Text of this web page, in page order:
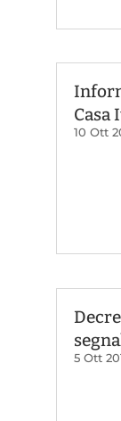
Casa
10 Ott
5 Ott